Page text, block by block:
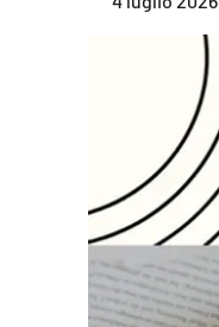
Streaming
Lac Network